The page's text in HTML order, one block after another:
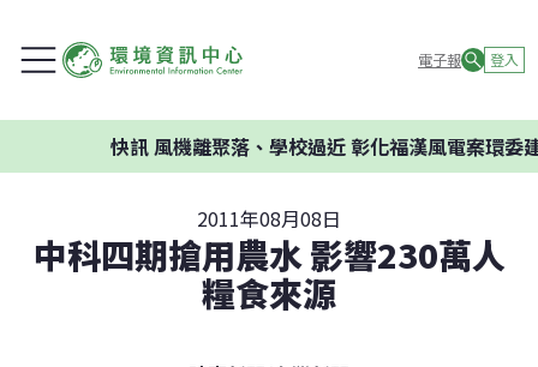
電子報 登入
風機離聚落、學校過近 彰化福漢風電案環委建議不應開發
2011年08月08日
中科四期搶用農水 影響230萬人
糧食來源